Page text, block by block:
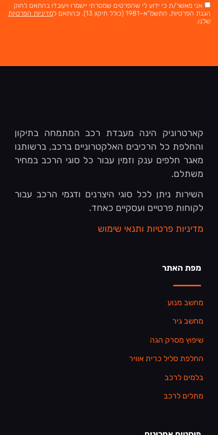
אני מאשר/ת כי ידוע לי שהפרטים שמסרתי יישמרו ויעובדו בהתאם לחוק
הגנת הפרטיות, התשמ"א–1981 (כולל תיקון 13), ובהתאם ל
מדיניות הפרטיות
שלנו.
קארטרוניק הינה מעבדת רכב המתמחה בתיקון
והחלפת כל הרכיבים האלקטרוניים ברכב, ברשותנו
מאגר חלפים ענק וזמין עבור כל סוגי הרכב במחיר
משתלם.
השירות ניתן לכל סוגי היצרנים ודגמי הרכב עבור
לקוחות פרטיים ועסקיים כאחד.
מדיניות פרטיות ותנאי שימוש
מפת האתר
מחשב מנוע
מחשב גיר
שיפוץ מסרק הגה
החלפת סליל כרית אוויר
בלמים לרכב
מתלים לרכב